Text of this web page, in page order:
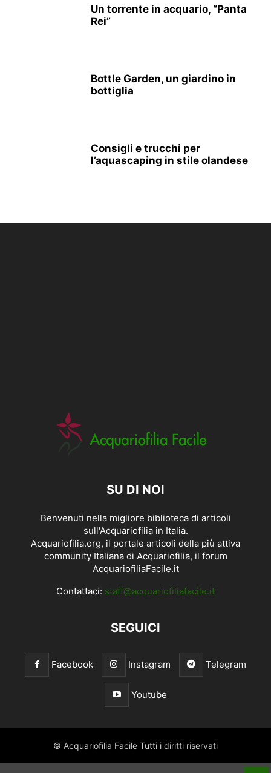
Un torrente in acquario, “Panta
Rei”
Bottle Garden, un giardino in
bottiglia
Consigli e trucchi per
l’aquascaping in stile olandese
SU DI NOI
Benvenuti nella migliore biblioteca di articoli
sull'Acquariofilia in Italia.
Acquariofilia.org, il portale articoli della più attiva
community Italiana di Acquariofilia, il forum
AcquariofiliaFacile.it
Contattaci: staff@acquariofiliafacile.it
SEGUICI
Facebook Instagram Telegram
Youtube
© Acquariofilia Facile Tutti i diritti riservati